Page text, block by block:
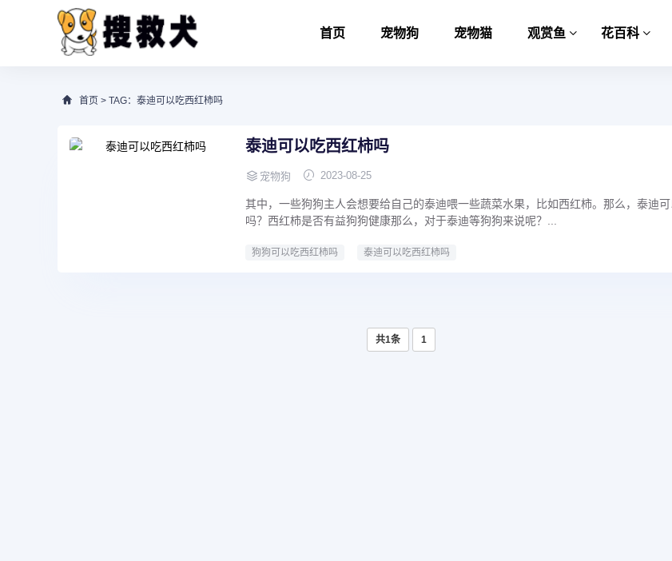
首页 宠物狗 宠物猫 观赏鱼 花百科
首页 > TAG：泰迪可以吃西红柿吗
泰迪可以吃西红柿吗
宠物狗 2023-08-25
其中，一些狗狗主人会想要给自己的泰迪喂一些蔬菜水果，比如西红柿。那么，泰迪
吗？西红柿是否有益狗狗健康那么，对于泰迪等狗狗来说呢？...
狗狗可以吃西红柿吗 泰迪可以吃西红柿吗
共1条 1